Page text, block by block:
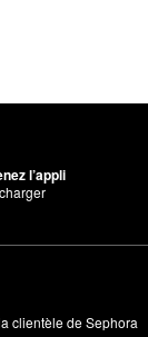
l’appli
clientèle de Sephora